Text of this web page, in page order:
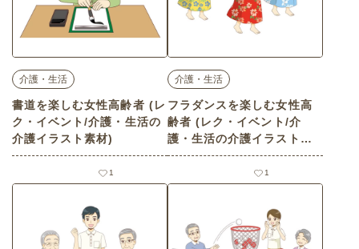
介護・生活
書道を楽しむ女性高齢者 (レ
ク・イベント/介護・生活の
介護イラスト素材)
1
介護・生活
フラダンスを楽しむ女性高
齢者 (レク・イベント/介
護・生活の介護イラスト素
材)
1